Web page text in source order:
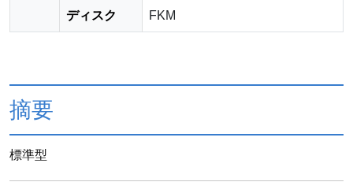
ディスク FKM
摘要
標準型